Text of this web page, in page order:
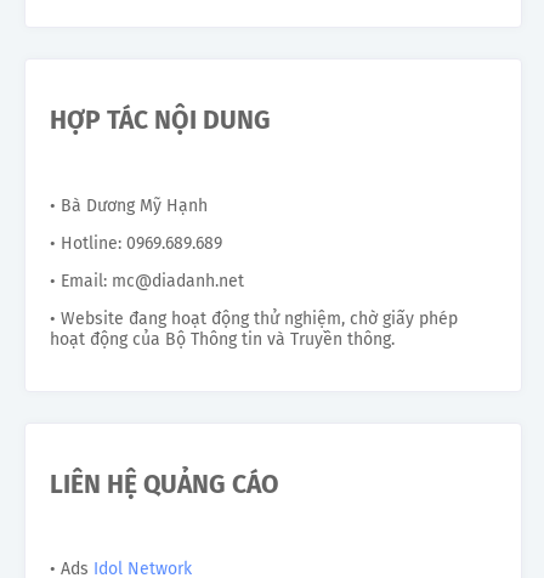
HỢP TÁC NỘI DUNG
• Bà Dương Mỹ Hạnh
• Hotline: 0969.689.689
• Email: mc@diadanh.net
• Website đang hoạt động thử nghiệm, chờ giấy phép
hoạt động của Bộ Thông tin và Truyền thông.
LIÊN HỆ QUẢNG CÁO
• Ads Idol Network